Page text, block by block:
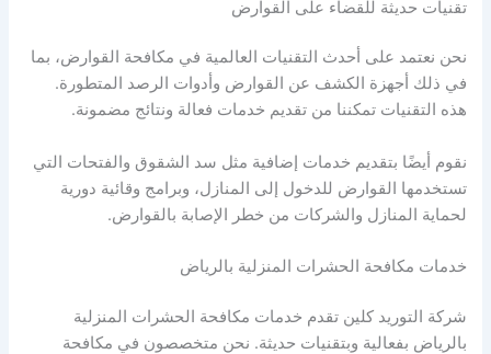
تقنيات حديثة للقضاء على القوارض
نحن نعتمد على أحدث التقنيات العالمية في مكافحة القوارض، بما
في ذلك أجهزة الكشف عن القوارض وأدوات الرصد المتطورة.
هذه التقنيات تمكننا من تقديم خدمات فعالة ونتائج مضمونة.
نقوم أيضًا بتقديم خدمات إضافية مثل سد الشقوق والفتحات التي
تستخدمها القوارض للدخول إلى المنازل، وبرامج وقائية دورية
لحماية المنازل والشركات من خطر الإصابة بالقوارض.
خدمات مكافحة الحشرات المنزلية بالرياض
شركة التوريد كلين تقدم خدمات مكافحة الحشرات المنزلية
بالرياض بفعالية وبتقنيات حديثة. نحن متخصصون في مكافحة